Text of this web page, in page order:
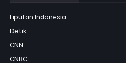
Liputan Indonesia
Detik
CNN
CNBCI